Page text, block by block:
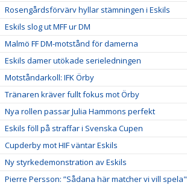
Rosengårdsförvärv hyllar stämningen i Eskils
Eskils slog ut MFF ur DM
Malmö FF DM-motstånd för damerna
Eskils damer utökade serieledningen
Motståndarkoll: IFK Örby
Tränaren kräver fullt fokus mot Örby
Nya rollen passar Julia Hammons perfekt
Eskils föll på straffar i Svenska Cupen
Cupderby mot HIF väntar Eskils
Ny styrkedemonstration av Eskils
Pierre Persson: ”Sådana här matcher vi vill spela"